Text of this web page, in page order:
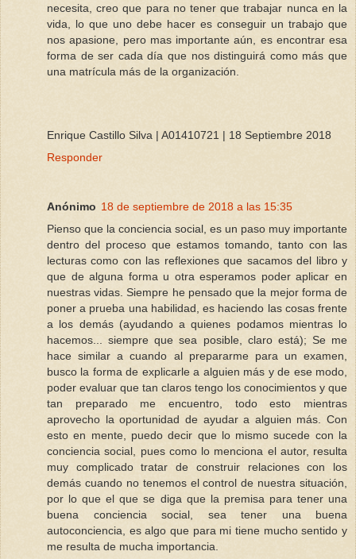
necesita, creo que para no tener que trabajar nunca en la
vida, lo que uno debe hacer es conseguir un trabajo que
nos apasione, pero mas importante aún, es encontrar esa
forma de ser cada día que nos distinguirá como más que
una matrícula más de la organización.
Enrique Castillo Silva | A01410721 | 18 Septiembre 2018
Responder
Anónimo 18 de septiembre de 2018 a las 15:35
Pienso que la conciencia social, es un paso muy importante
dentro del proceso que estamos tomando, tanto con las
lecturas como con las reflexiones que sacamos del libro y
que de alguna forma u otra esperamos poder aplicar en
nuestras vidas. Siempre he pensado que la mejor forma de
poner a prueba una habilidad, es haciendo las cosas frente
a los demás (ayudando a quienes podamos mientras lo
hacemos... siempre que sea posible, claro está); Se me
hace similar a cuando al prepararme para un examen,
busco la forma de explicarle a alguien más y de ese modo,
poder evaluar que tan claros tengo los conocimientos y que
tan preparado me encuentro, todo esto mientras
aprovecho la oportunidad de ayudar a alguien más. Con
esto en mente, puedo decir que lo mismo sucede con la
conciencia social, pues como lo menciona el autor, resulta
muy complicado tratar de construir relaciones con los
demás cuando no tenemos el control de nuestra situación,
por lo que el que se diga que la premisa para tener una
buena conciencia social, sea tener una buena
autoconciencia, es algo que para mi tiene mucho sentido y
me resulta de mucha importancia.